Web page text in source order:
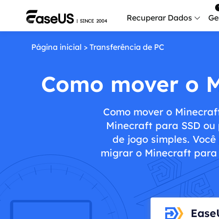
Recuperar Dados
Mais
Página inicial > Transferência de PC
Como mover o
Como mover o
Minecraft para SSD
de jogo simples.
migrar o Minecraft